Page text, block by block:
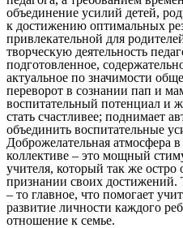
объединение усилий детей,
к достижению оптимальных
привлекательной для
творческую деятельность
подготовленное,
актуальное по значимости
переворот в сознании пап и
воспитательный потенциал и
стать счастливее; поднимает
объединить воспитательные
Доброжелательная атмосфера
коллективе – это мощный
учителя, который так же остро
признании своих достижений.
– то главное, что помогает
развитие личности каждого
отношение к семье.